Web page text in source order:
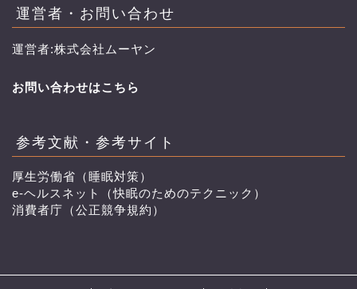
運営者・お問い合わせ
運営者:株式会社ムーヤン
お問い合わせはこちら
参考文献・参考サイト
厚生労働省（睡眠対策）
e-ヘルスネット（快眠のためのテクニック）
消費者庁（公正競争規約）